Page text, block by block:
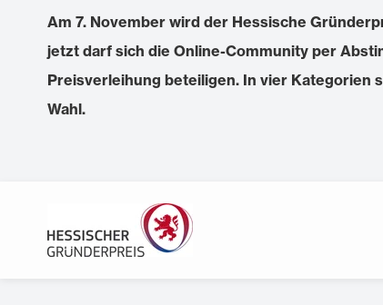
Am 7. November wird der Hessische
jetzt darf sich die Online-Community per
Preisverleihung beteiligen. In vier Kategorien
Wahl.